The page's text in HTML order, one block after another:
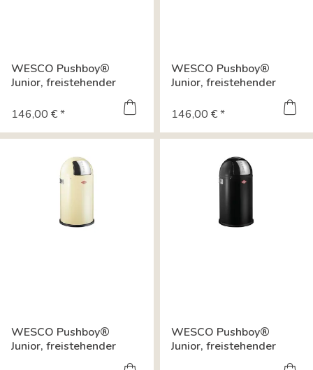
WESCO Pushboy®
Junior, freistehender
146,00 € *
WESCO Pushboy®
Junior, freistehender
146,00 € *
WESCO Pushboy®
Junior, freistehender
WESCO Pushboy®
Junior, freistehender